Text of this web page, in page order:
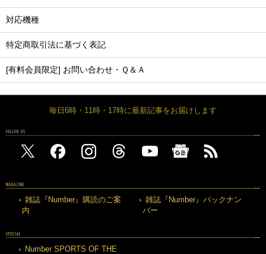
対応機種
特定商取引法に基づく表記
[有料会員限定] お問い合わせ・Ｑ＆Ａ
毎日6時・11時・17時に最新記事をお届けします
FOLLOW US
MAGAZINE
雑誌『Number』購読のご案
内
雑誌『Number』バックナン
バー
SPECIAL
Number SPORTS OF THE